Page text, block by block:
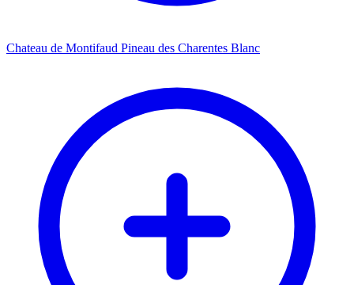
Chateau de Montifaud Pineau des Charentes Blanc